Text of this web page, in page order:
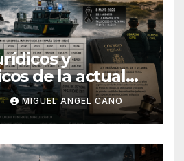
y
de la actual
el narcotráfico
España
MIGUEL ANGEL CANO